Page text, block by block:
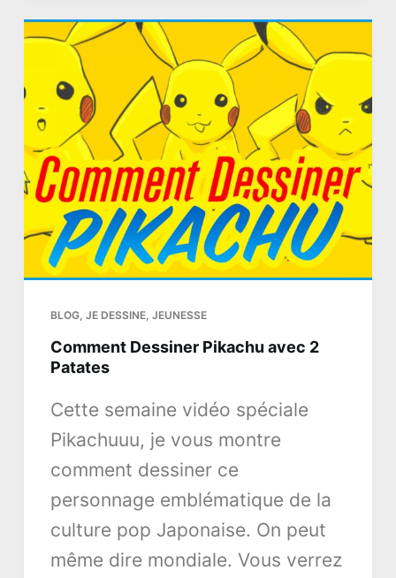
BLOG, JE DESSINE, JEUNESSE
Comment Dessiner Pikachu avec 2
Patates
Cette semaine vidéo spéciale
Pikachuuu, je vous montre
comment dessiner ce
personnage emblématique de la
culture pop Japonaise. On peut
même dire mondiale. Vous verrez